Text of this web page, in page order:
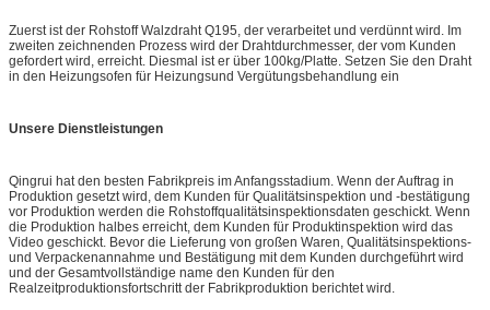
Zuerst ist der Rohstoff Walzdraht Q195, der verarbeitet und verdünnt wird. Im
zweiten zeichnenden Prozess wird der Drahtdurchmesser, der vom Kunden
gefordert wird, erreicht. Diesmal ist er über 100kg/Platte. Setzen Sie den Draht
in den Heizungsofen für Heizungsund Vergütungsbehandlung ein
Unsere Dienstleistungen
Qingrui hat den besten Fabrikpreis im Anfangsstadium. Wenn der Auftrag in
Produktion gesetzt wird, dem Kunden für Qualitätsinspektion und -bestätigung
vor Produktion werden die Rohstoffqualitätsinspektionsdaten geschickt. Wenn
die Produktion halbes erreicht, dem Kunden für Produktinspektion wird das
Video geschickt. Bevor die Lieferung von großen Waren, Qualitätsinspektions-
und Verpackenannahme und Bestätigung mit dem Kunden durchgeführt wird
und der Gesamtvollständige name den Kunden für den
Realzeitproduktionsfortschritt der Fabrikproduktion berichtet wird.